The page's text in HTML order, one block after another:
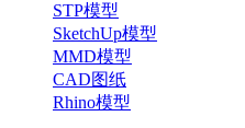
STP模型
SketchUp模型
MMD模型
CAD图纸
Rhino模型